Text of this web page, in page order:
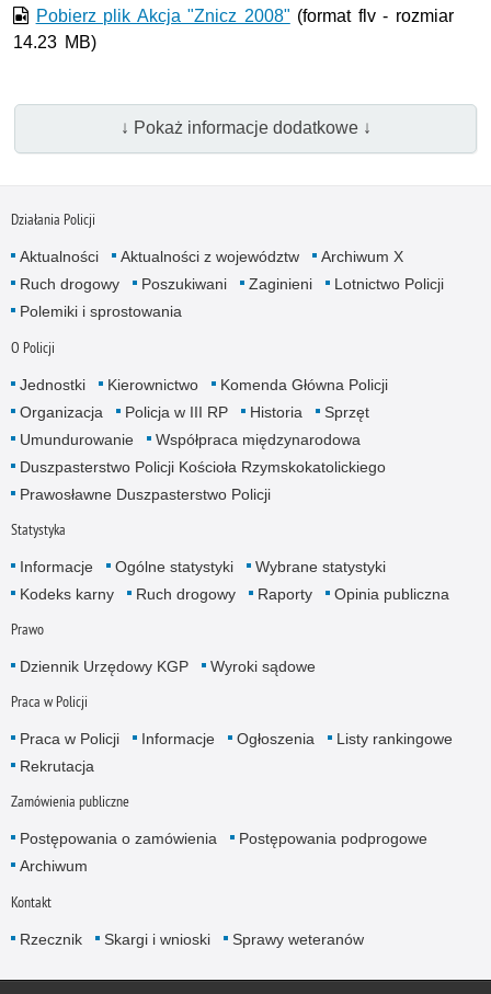
Film w formacie nieobsługiwanym przez odtwarzacz.
Pobierz plik Akcja "Znicz 2008" (format flv - rozmiar
14.23 MB)
↓ Pokaż informacje dodatkowe ↓
Działania Policji
Aktualności Aktualności z województw
Archiwum X
Ruch drogowy
Poszukiwani Zaginieni
Lotnictwo Policji
Polemiki i sprostowania
O Policji
Jednostki Kierownictwo
Komenda Główna Policji
Organizacja
Policja w III RP Historia
Sprzęt
Umundurowanie
Współpraca międzynarodowa
Duszpasterstwo Policji Kościoła Rzymskokatolickiego
Prawosławne Duszpasterstwo Policji
Statystyka
Informacje Ogólne statystyki
Wybrane statystyki
Kodeks karny
Ruch drogowy Raporty Opinia publiczna
Prawo
Dziennik Urzędowy KGP Wyroki sądowe
Praca w Policji
Praca w Policji Informacje Ogłoszenia
Listy rankingowe
Rekrutacja
Zamówienia publiczne
Postępowania o zamówienia
Postępowania podprogowe
Archiwum
Kontakt
Rzecznik Skargi i wnioski Sprawy weteranów